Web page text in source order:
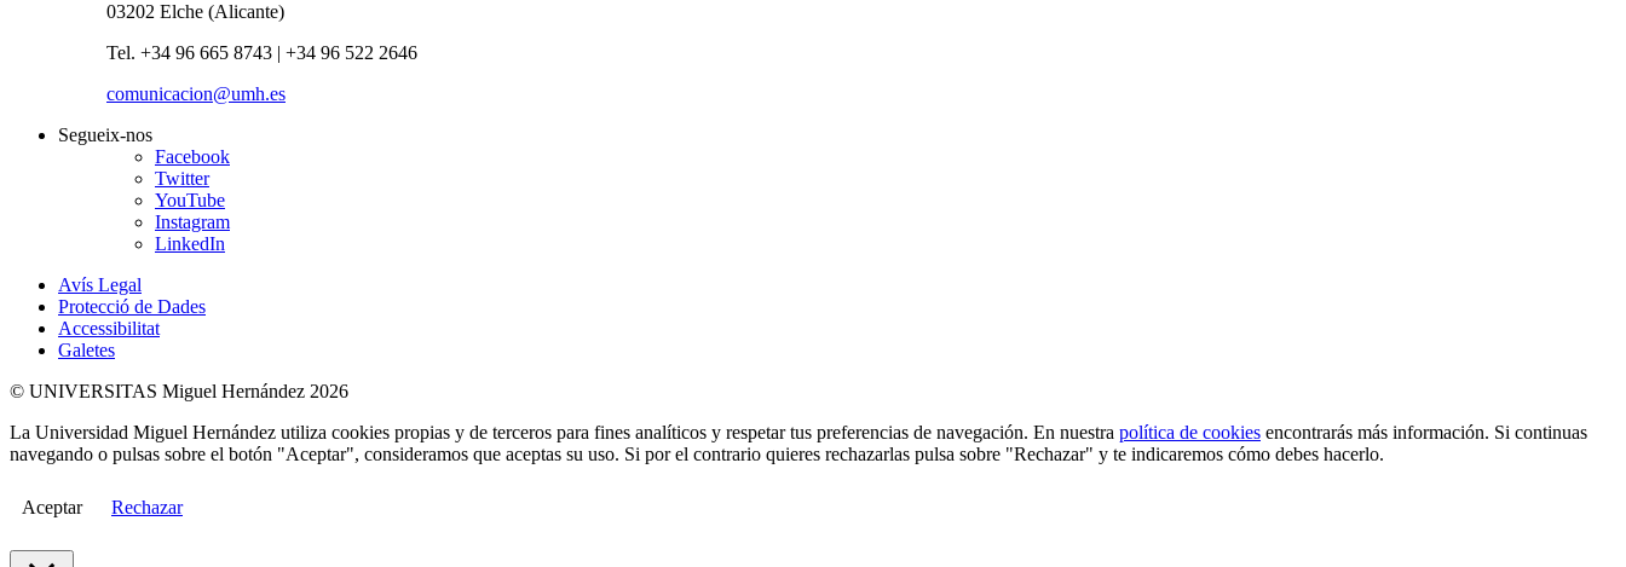
03202 Elche (Alicante)
Tel. +34 96 665 8743 | +34 96 522 2646
comunicacion@umh.es
Segueix-nos
Facebook
Twitter
YouTube
Instagram
LinkedIn
Avís Legal
Protecció de Dades
Accessibilitat
Galetes
© UNIVERSITAS Miguel Hernández 2026
La Universidad Miguel Hernández utiliza cookies propias y de terceros para fines analíticos y respetar tus preferencias de navegación. En nuestra política de cookies encontrarás más información. Si continuas
navegando o pulsas sobre el botón "Aceptar", consideramos que aceptas su uso. Si por el contrario quieres rechazarlas pulsa sobre "Rechazar" y te indicaremos cómo debes hacerlo.
Aceptar Rechazar